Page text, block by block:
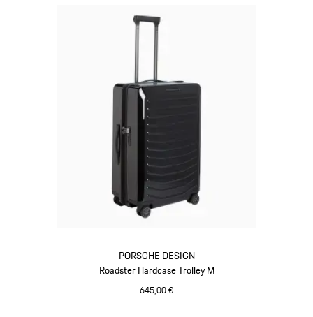
PORSCHE DESIGN
Roadster Hardcase Trolley M
645,00 €